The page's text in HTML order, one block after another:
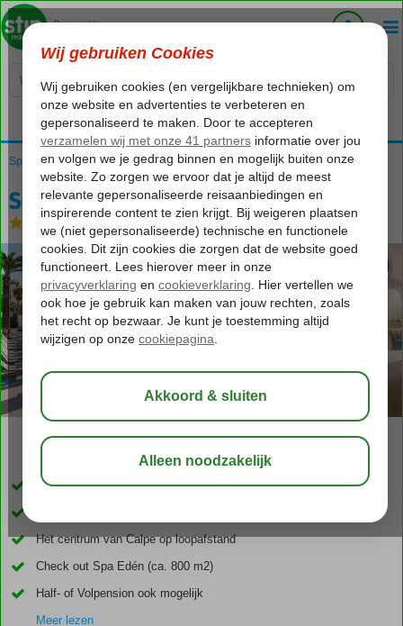
Voelt als thuiskomen...
Spanje Costa Blanca Calpe SOLYMAR Gran Hotel
SOLYMAR Gran Hotel
Logies en ontbijt - Hotel
Only Adult hotel; min. leeftijd 16 jaar
Het centrum van Calpe op loopafstand
Check out Spa Edén (ca. 800 m2)
Half- of Volpension ook mogelijk
Meer lezen